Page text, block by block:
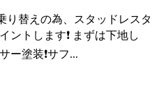
り替えの為、スタッドレスタ
ントします❗ まずは下地し
ー塗装❗サフ...